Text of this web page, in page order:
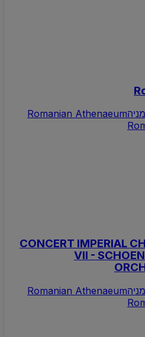
Romanian Athenaeum
CONCERT IMPERIAL
VII -
Romanian Athenaeum